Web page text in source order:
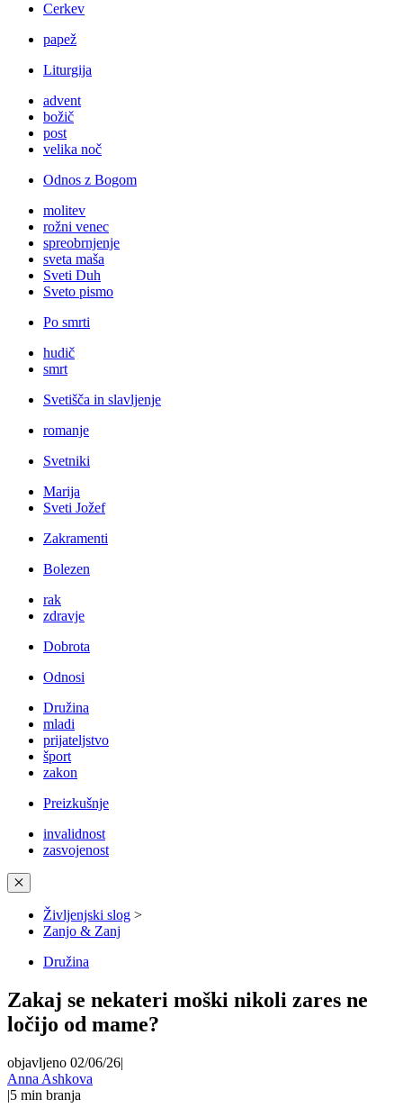
Cerkev
papež
Liturgija
advent
božič
post
velika noč
Odnos z Bogom
molitev
rožni venec
spreobrnjenje
sveta maša
Sveti Duh
Sveto pismo
Po smrti
hudič
smrt
Svetišča in slavljenje
romanje
Svetniki
Marija
Sveti Jožef
Zakramenti
Bolezen
rak
zdravje
Dobrota
Odnosi
Družina
mladi
prijateljstvo
šport
zakon
Preizkušnje
invalidnost
zasvojenost
✕
Življenjski slog >
Zanjo & Zanj
Družina
Zakaj se nekateri moški nikoli zares ne
ločijo od mame?
objavljeno 02/06/26|
Anna Ashkova
|5 min branja